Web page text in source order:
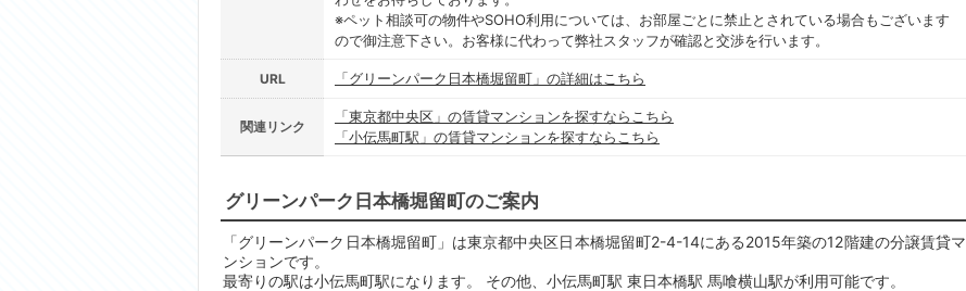
※ペット相談可の物件やSOHO利用については、お部屋ごとに禁止とされている場合もございます
ので御注意下さい。お客様に代わって弊社スタッフが確認と交渉を行います。
URL 「グリーンパーク日本橋堀留町」の詳細はこちら
関連リンク
「東京都中央区」の賃貸マンションを探すならこちら
「小伝馬町駅」の賃貸マンションを探すならこちら
グリーンパーク日本橋堀留町のご案内
「グリーンパーク日本橋堀留町」は東京都中央区日本橋堀留町2-4-14にある2015年築の12階建の分譲賃貸マ
ンションです。
最寄りの駅は小伝馬町駅になります。 その他、小伝馬町駅 東日本橋駅 馬喰横山駅が利用可能です。